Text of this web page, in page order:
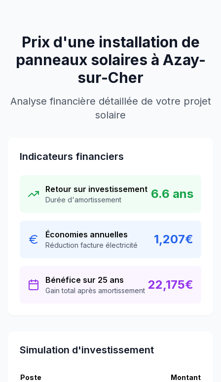
Prix d'une installation de
panneaux solaires à Azay-
sur-Cher
Analyse financière détaillée de votre projet
solaire
Indicateurs financiers
Retour sur investissement
Durée d'amortissement 6.6 ans
Économies annuelles
Réduction facture électricité 1,207€
Bénéfice sur 25 ans
Gain total après amortissement 22,175€
Simulation d'investissement
Poste Montant